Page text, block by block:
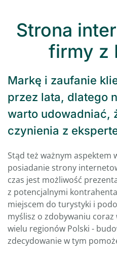
Strona
firmy z
Markę i zaufanie
przez lata, dlatego
warto udowadniać,
czynienia z
Stąd też ważnym aspektem
posiadanie strony
czas jest możliwość
z potencjalnymi
miejscem do turystyki i
myślisz o zdobywaniu
wielu regionów Polski -
zdecydowanie w tym